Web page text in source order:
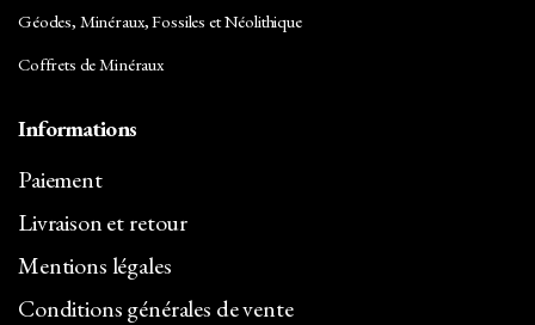
Géodes, Minéraux, Fossiles et Néolithique
Coffrets de Minéraux
Informations
Paiement
Livraison et retour
Mentions légales
Conditions générales de vente